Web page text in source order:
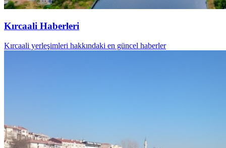
Kırcaali Haberleri
Kırcaali yerleşimleri hakkındaki en güncel haberler